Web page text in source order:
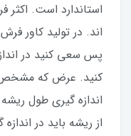
استاندارد است.
اند. در تولید
پس سعی کنید در
کنید‌. عرض که مشخص
اندازه گیری طول
از ریشه باید در